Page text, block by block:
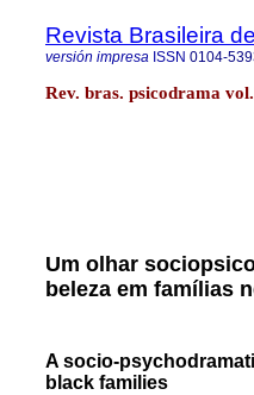
Revista Brasileira
versión impresa ISSN 0104-
Rev. bras. psicodrama
Um olhar
beleza em famílias
A socio-
black families